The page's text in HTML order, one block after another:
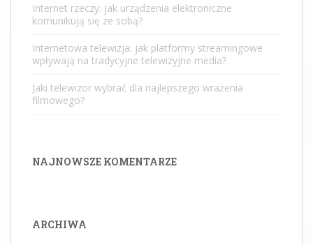
Internet rzeczy: jak urządzenia elektroniczne
komunikują się ze sobą?
Internetowa telewizja: jak platformy streamingowe
wpływają na tradycyjne telewizyjne media?
Jaki telewizor wybrać dla najlepszego wrażenia
filmowego?
NAJNOWSZE KOMENTARZE
ARCHIWA